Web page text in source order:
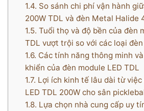
1.4. So sánh chi phí vận hành
200W TDL và đèn Metal Halide
1.5. Tuổi thọ và độ bền của đèn
TDL vượt trội so với các loại
1.6. Các tính năng thông minh
khiển của đèn module LED TDL
1.7. Lợi ích kinh tế lâu dài từ
LED TDL 200W cho sân
1.8. Lựa chọn nhà cung cấp uy